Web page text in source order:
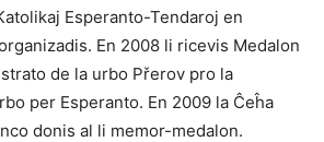
Esperanto-Tendaroj en
En 2008 li ricevis Medalon
de la urbo Přerov pro la
per Esperanto. En 2009 la Ĉeĥa
donis al li memor-medalon.